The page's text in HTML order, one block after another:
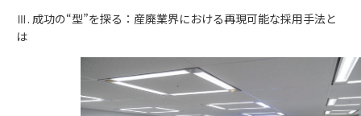
Ⅲ. 成功の“型”を探る：産廃業界における再現可能な採用手法と
は